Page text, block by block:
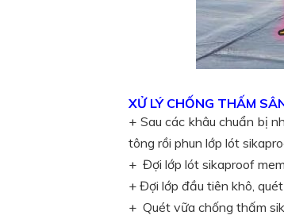
XỬ LÝ CHỐNG THẤM
+ Sau các khâu chuẩn bị
tông rồi phun lớp lót
+ Đợi lớp lót sikaproof
+ Đợi lớp đầu tiên khô, quét
+ Quét vữa chống thấm